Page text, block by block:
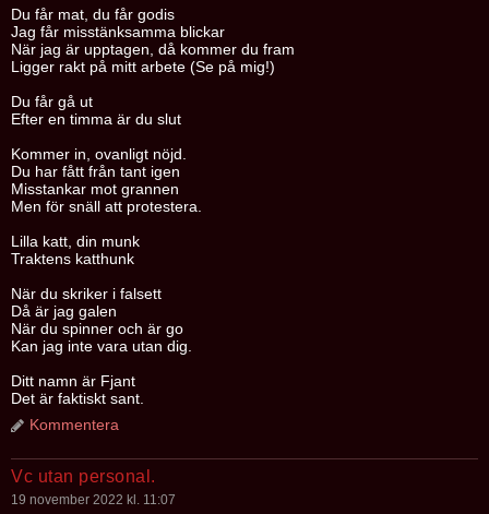
Du får mat, du får godis
Jag får misstänksamma blickar
När jag är upptagen, då kommer du fram
Ligger rakt på mitt arbete (Se på mig!)
Du får gå ut
Efter en timma är du slut
Kommer in, ovanligt nöjd.
Du har fått från tant igen
Misstankar mot grannen
Men för snäll att protestera.
Lilla katt, din munk
Traktens katthunk
När du skriker i falsett
Då är jag galen
När du spinner och är go
Kan jag inte vara utan dig.
Ditt namn är Fjant
Det är faktiskt sant.
Kommentera
Vc utan personal.
19 november 2022 kl. 11:07